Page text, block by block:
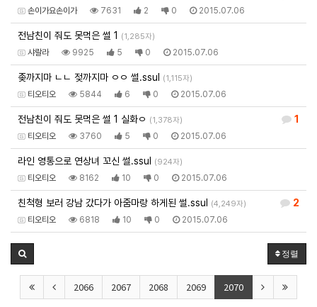
손이가요손이가 7631 2 0 2015.07.06
전남친이 줘도 못먹은 썰 1 (1,285자)
샤랄라 9925 5 0 2015.07.06
좆까지마 ㄴㄴ 젖까지마 ㅇㅇ 썰.ssul (1,115자)
티오티오 5844 6 0 2015.07.06
1
전남친이 줘도 못먹은 썰 1 실화ㅇ (1,378자)
티오티오 3760 5 0 2015.07.06
라인 영통으로 연상녀 꼬신 썰.ssul (924자)
티오티오 8162 10 0 2015.07.06
2
친척형 보러 강남 갔다가 아줌마랑 하게된 썰.ssul (4,249자)
티오티오 6818 10 0 2015.07.06
정렬
2066 2067 2068 2069 2070